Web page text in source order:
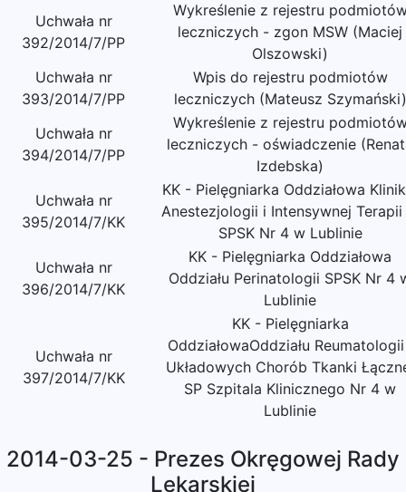
Uchwała nr
392/2014/7/PP
Wykreślenie z rejestru
leczniczych - zgon MSW (Maciej
Olszowski)
Uchwała nr
393/2014/7/PP
Wpis do rejestru podmiotów
leczniczych (Mateusz Szymański)
Uchwała nr
394/2014/7/PP
Wykreślenie z rejestru
leczniczych - oświadczenie
Izdebska)
Uchwała nr
395/2014/7/KK
KK - Pielęgniarka Oddziałowa
Anestezjologii i Intensywnej
SPSK Nr 4 w Lublinie
Uchwała nr
396/2014/7/KK
KK - Pielęgniarka Oddziałowa
Oddziału Perinatologii SPSK Nr 4
Lublinie
Uchwała nr
397/2014/7/KK
KK - Pielęgniarka
OddziałowaOddziału
Układowych Chorób Tkanki
SP Szpitala Klinicznego Nr 4 w
Lublinie
2014-03-25 - Prezes Okręgowej Rady
Lekarskiej